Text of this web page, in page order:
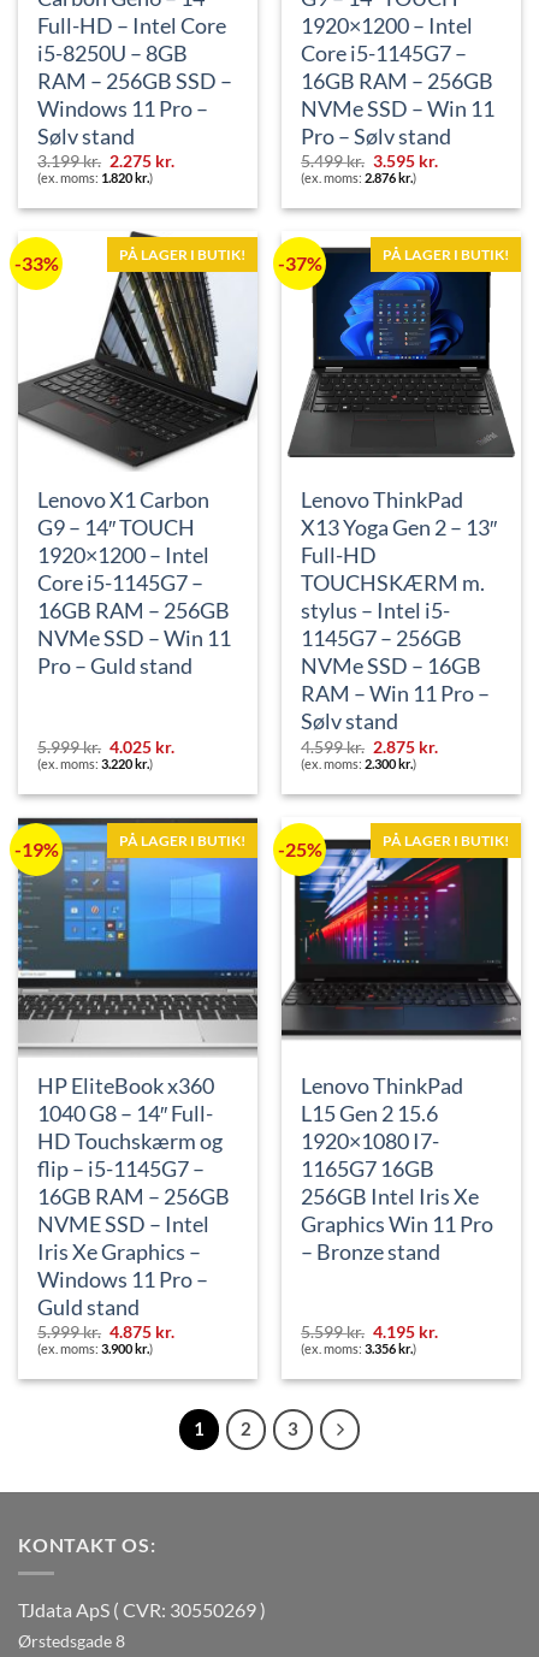
Full-HD – Intel Core
i5-8250U – 8GB
RAM – 256GB SSD –
Windows 11 Pro –
Sølv stand
3.199kr. Den
oprindelige
var:
2.275 kr.
er:
(ex. moms: 1.820kr.)
1920×1200 – Intel
Core i5-1145G7 –
16GB RAM – 256GB
NVMe SSD – Win 11
Pro – Sølv stand
5.499kr. Den
oprindelige
var:
3.595 kr.
er:
(ex. moms:2.876kr.)
-33% PÅ LAGER I BUTIK!
Lenovo X1 Carbon
G9 – 14″ TOUCH
1920×1200 – Intel
Core i5-1145G7 –
16GB RAM – 256GB
NVMe SSD – Win 11
Pro – Guld stand
5.999kr. Den
oprindelige
var:
4.025 kr.
er:
(ex. moms:3.220kr.)
-37% PÅ LAGER I BUTIK!
Lenovo ThinkPad
X13 Yoga Gen 2 – 13″
Full-HD
TOUCHSKÆRM m.
stylus – Intel i5-
1145G7 – 256GB
NVMe SSD – 16GB
RAM – Win 11 Pro –
Sølv stand
4.599kr. Den
oprindelige
var:
2.875 kr.
er:
(ex. moms:2.300kr.)
-19% PÅ LAGER I BUTIK!
HP EliteBook x360
1040 G8 – 14″ Full-
HD Touchskærm og
flip – i5-1145G7 –
16GB RAM – 256GB
NVME SSD – Intel
Iris Xe Graphics –
Windows 11 Pro –
Guld stand
5.999kr. Den
oprindelige
var:
4.875 kr.Den
er:
(ex. moms:3.900 kr.)
-25% PÅ LAGER I BUTIK!
Lenovo ThinkPad
L15 Gen 2 15.6
1920×1080 I7-
1165G7 16GB
256GB Intel Iris Xe
Graphics Win 11 Pro
– Bronze stand
5.599kr. Den
oprindelige
var:
4.195 kr.Den
er:
(ex. moms:3.356 kr.)
1 2 3
KONTAKT OS:
TJdata ApS ( CVR: 30550269 )
Ørstedsgade 8